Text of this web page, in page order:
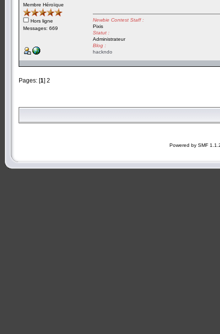
Membre Héroïque
Hors ligne
Messages: 669
Newbie Contest Staff :
Pixis
Statut :
Administrateur
Blog :
hackndo
Pages: [1] 2
Powered by SMF